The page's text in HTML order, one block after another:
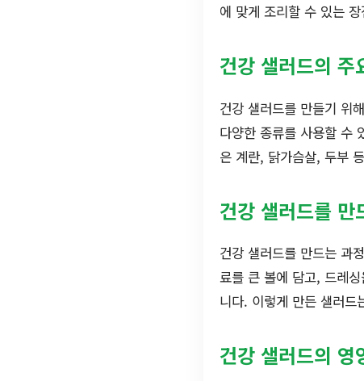
에 맞게 조리할 수 있는
건강 샐러드의 주
건강 샐러드를 만들기 위
다양한 종류를 사용할 수
은 계란, 닭가슴살, 두부
건강 샐러드를 만
건강 샐러드를 만드는 과
료를 큰 볼에 담고, 드레
니다. 이렇게 만든 샐러드
건강 샐러드의 영